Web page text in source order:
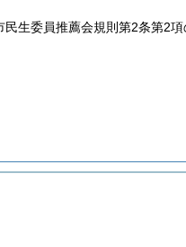
生委員推薦会規則第2条第2